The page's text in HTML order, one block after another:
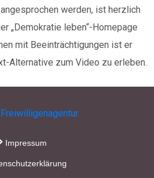
werden, ist herzlich
„Demokratie leben“-Homepage
mit Beeinträchtigungen ist er
Alternative zum Video zu erleben.
Impressum
05331/902626